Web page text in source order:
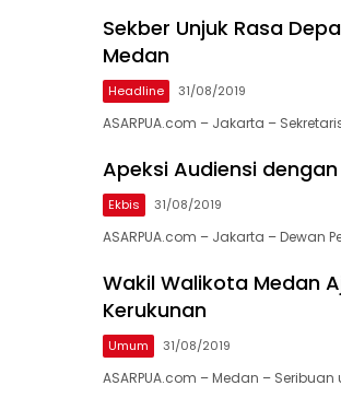
Sekber Unjuk Rasa
Medan
Headline 31/08/2019
ASARPUA.com – Jakarta –
Apeksi Audiensi
Ekbis 31/08/2019
ASARPUA.com – Jakarta – Dewan
Wakil Walikota Medan
Kerukunan
Umum 31/08/2019
ASARPUA.com – Medan –